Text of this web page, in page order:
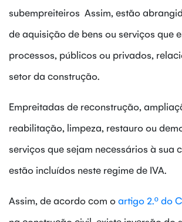
subempreiteiros Assim, estão
de aquisição de bens ou serviços que
processos, públicos ou privados,
setor da construção.
Empreitadas de reconstrução,
reabilitação, limpeza, restauro ou
serviços que sejam necessários à sua
estão incluídos neste regime de IVA.
Assim, de acordo com oartigo 2.º do